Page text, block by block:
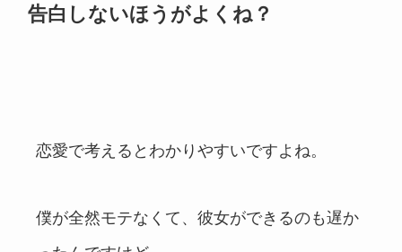
告白しないほうがよくね？
恋愛で考えるとわかりやすいですよね。
僕が全然モテなくて、彼女ができるのも遅か